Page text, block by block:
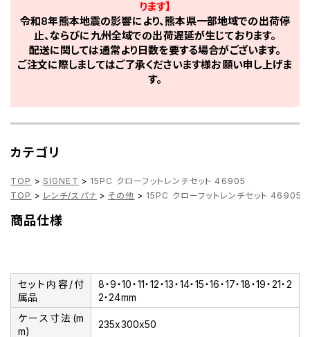
ります】
令和8年熊本地震の影響により、熊本県一部地域での出荷停
止、ならびに九州全域での出荷遅延が生じております。
配送に関しては通常より日数を要する場合がございます。
ご注文に際しましてはご了承くださいます様お願い申し上げま
す。
カテゴリ
TOP > SIGNET > 15PC クローフットレンチセット 46905
TOP > レンチ/スパナ > その他 > 15PC クローフットレンチセット 46905
商品仕様
セット内容/付
属品
8・9・10・11・12・13・14・15・16・17・18・19・21・2
2・24mm
ケース寸法(m
m)
235x300x50